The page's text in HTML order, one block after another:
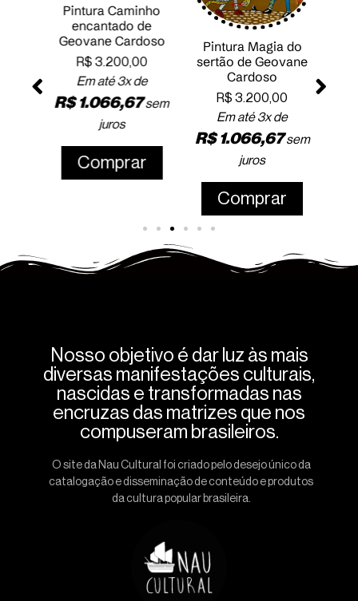
Pintura Caminho
encantado de
Geovane Cardoso
R$3.200,00
Em até 3x de
R$1.066,67sem
juros
Comprar
Pintura Magia do
sertão de Geovane
Cardoso
R$3.200,00
Em até 3x de
R$1.066,67sem
juros
Comprar
Nosso objetivo é dar luz às mais
diversas manifestações culturais,
nascidas e transformadas nas
encruzas das matrizes que nos
compuseram brasileiros.
O site da Nau Cultural foi criado pelo desejo único da
catalogação e disseminação de conteúdo e produtos
da cultura popular brasileira.